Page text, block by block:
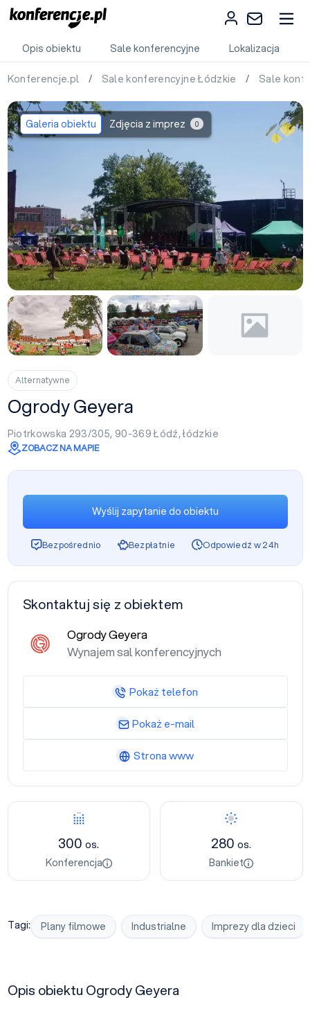
Opis obiektu Sale konferencyjne Lokalizacja
Konferencje.pl / Sale konferencyjne Łódzkie / Sale
Galeria obiektu Zdjęcia z imprez 0
Alternatywne
Ogrody Geyera
Piotrkowska 293/305, 90-369Łódź,łódzkie
ZOBACZ NA MAPIE
Konferencja
300os.
Konferencja
Bankiet
280os.
Bankiet
Tagi: Plany filmowe Industrialne Imprezy dla dzieci
Opis obiektu Ogrody Geyera
Wyślij zapytanie do obiektu
Bezpośrednio Bezpłatnie Odpowiedź w 24h
Skontaktuj się z obiektem
Ogrody Geyera
Wynajem sal konferencyjnych
Pokaż telefon
Pokaż e-mail
Strona www